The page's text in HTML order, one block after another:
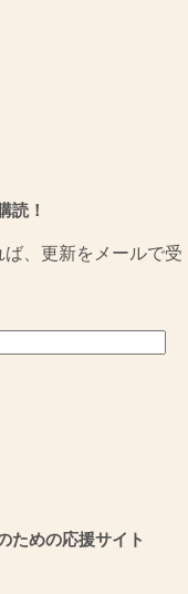
読！
、更新をメールで受
ための応援サイト